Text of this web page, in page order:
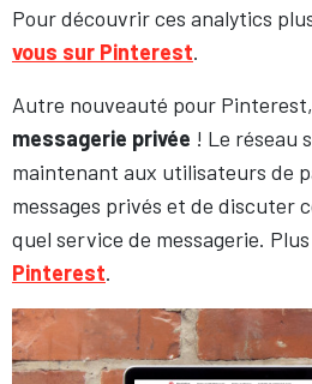
Pour découvrir ces analytics
vous sur Pinterest.
Autre nouveauté pour Pinterest,
messagerie privée ! Le réseau
maintenant aux utilisateurs de
messages privés et de discuter
quel service de messagerie.
Pinterest.